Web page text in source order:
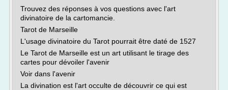
Trouvez des réponses à vos questions avec l'art
divinatoire de la cartomancie.
Tarot de Marseille
L'usage divinatoire du Tarot pourrait être daté de 1527
Le Tarot de Marseille est un art utilisant le tirage des
cartes pour dévoiler l'avenir
Voir dans l'avenir
La divination est l'art occulte de découvrir ce qui est